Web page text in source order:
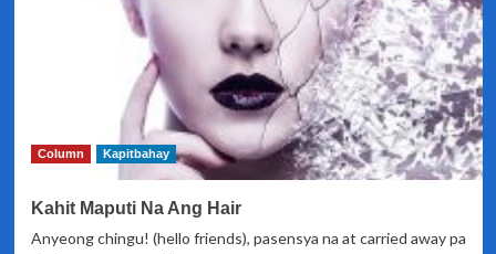
Column Kapitbahay
Kahit Maputi Na Ang Hair
Anyeong chingu! (hello friends), pasensya na at carried away pa